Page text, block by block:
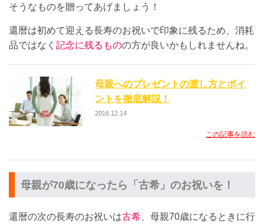
そうなものを贈ってあげましょう！
還暦は初めて迎える長寿のお祝いで印象に残るため、消耗
品ではなく 記念に残るものの方が良いかもしれませんね。
母親へのプレゼントの渡し方とポイ
ントを徹底解説！
2016.12.14
この記事を読む
母親が70歳になったら「古希」のお祝いを！
還暦の次の長寿のお祝いは古希 、母親70歳になるときに行